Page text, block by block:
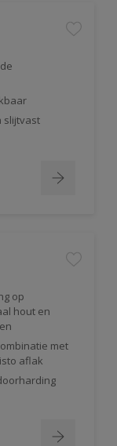
slijtvast
op
hout en
met
aflak